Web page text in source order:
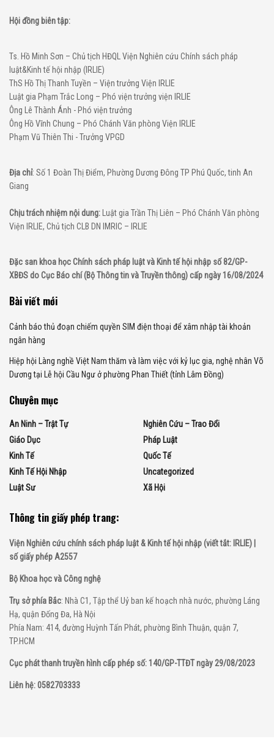
Hội đồng biên tập:
Ts. Hồ Minh Sơn – Chủ tịch HĐQL Viện Nghiên cứu Chính sách pháp
luật&Kinh tế hội nhập (IRLIE)
ThS Hồ Thị Thanh Tuyền – Viện trưởng Viện IRLIE
Luật gia Phạm Trắc Long – Phó viện trưởng viện IRLIE
Ông Lê Thành Ánh - Phó viện trưởng
Ông Hồ Vĩnh Chung – Phó Chánh Văn phòng Viện IRLIE
Phạm Vũ Thiên Thi - Trưởng VPGD
Địa chỉ: Số 1 Đoàn Thị Điểm, Phường Dương Đông TP Phú Quốc, tinh An
Giang
Chịu trách nhiệm nội dung: Luật gia Trần Thị Liên – Phó Chánh Văn phòng
Viện IRLIE, Chủ tịch CLB DN IMRIC – IRLIE
Đặc san khoa học Chính sách pháp luật và Kinh tế hội nhập số 82/GP-
XBĐS do Cục Báo chí (Bộ Thông tin và Truyền thông) cấp ngày 16/08/2024
Bài viết mới
Cảnh báo thủ đoạn chiếm quyền SIM điện thoại để xâm nhập tài khoản
ngân hàng
Hiệp hội Làng nghề Việt Nam thăm và làm việc với kỷ lục gia, nghệ nhân Võ
Dương tại Lễ hội Cầu Ngư ở phường Phan Thiết (tỉnh Lâm Đồng)
Chuyên mục
An Ninh – Trật Tự
Giáo Dục
Kinh Tế
Kinh Tế Hội Nhập
Luật Sư
Nghiên Cứu – Trao Đổi
Pháp Luật
Quốc Tế
Uncategorized
Xã Hội
Thông tin giấy phép trang:
Viện Nghiên cứu chính sách pháp luật & Kinh tế hội nhập (viết tắt: IRLIE) |
số giấy phép A2557
Bộ Khoa học và Công nghệ
Trụ sở phía Bắc: Nhà C1, Tập thể Uỷ ban kế hoạch nhà nước, phường Láng
Hạ, quận Đống Đa, Hà Nội
Phía Nam: 414, đường Huỳnh Tấn Phát, phường Bình Thuận, quận 7,
TP.HCM
Cục phát thanh truyền hình cấp phép số: 140/GP-TTĐT ngày 29/08/2023
Liên hệ: 0582703333